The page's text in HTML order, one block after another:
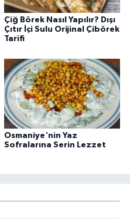
Çiğ Börek Nasıl Yapılır? Dışı
Çıtır İçi Sulu Orijinal Çibörek
Tarifi
Osmaniye'nin Yaz
Sofralarına Serin Lezzet